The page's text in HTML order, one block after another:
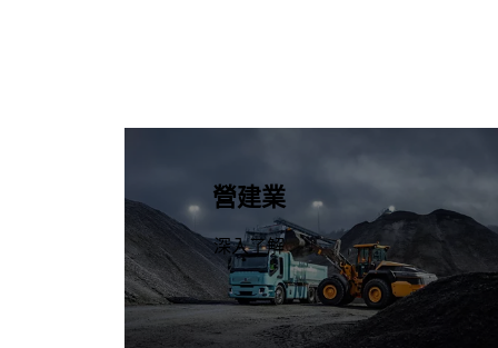
營建業
深入了解